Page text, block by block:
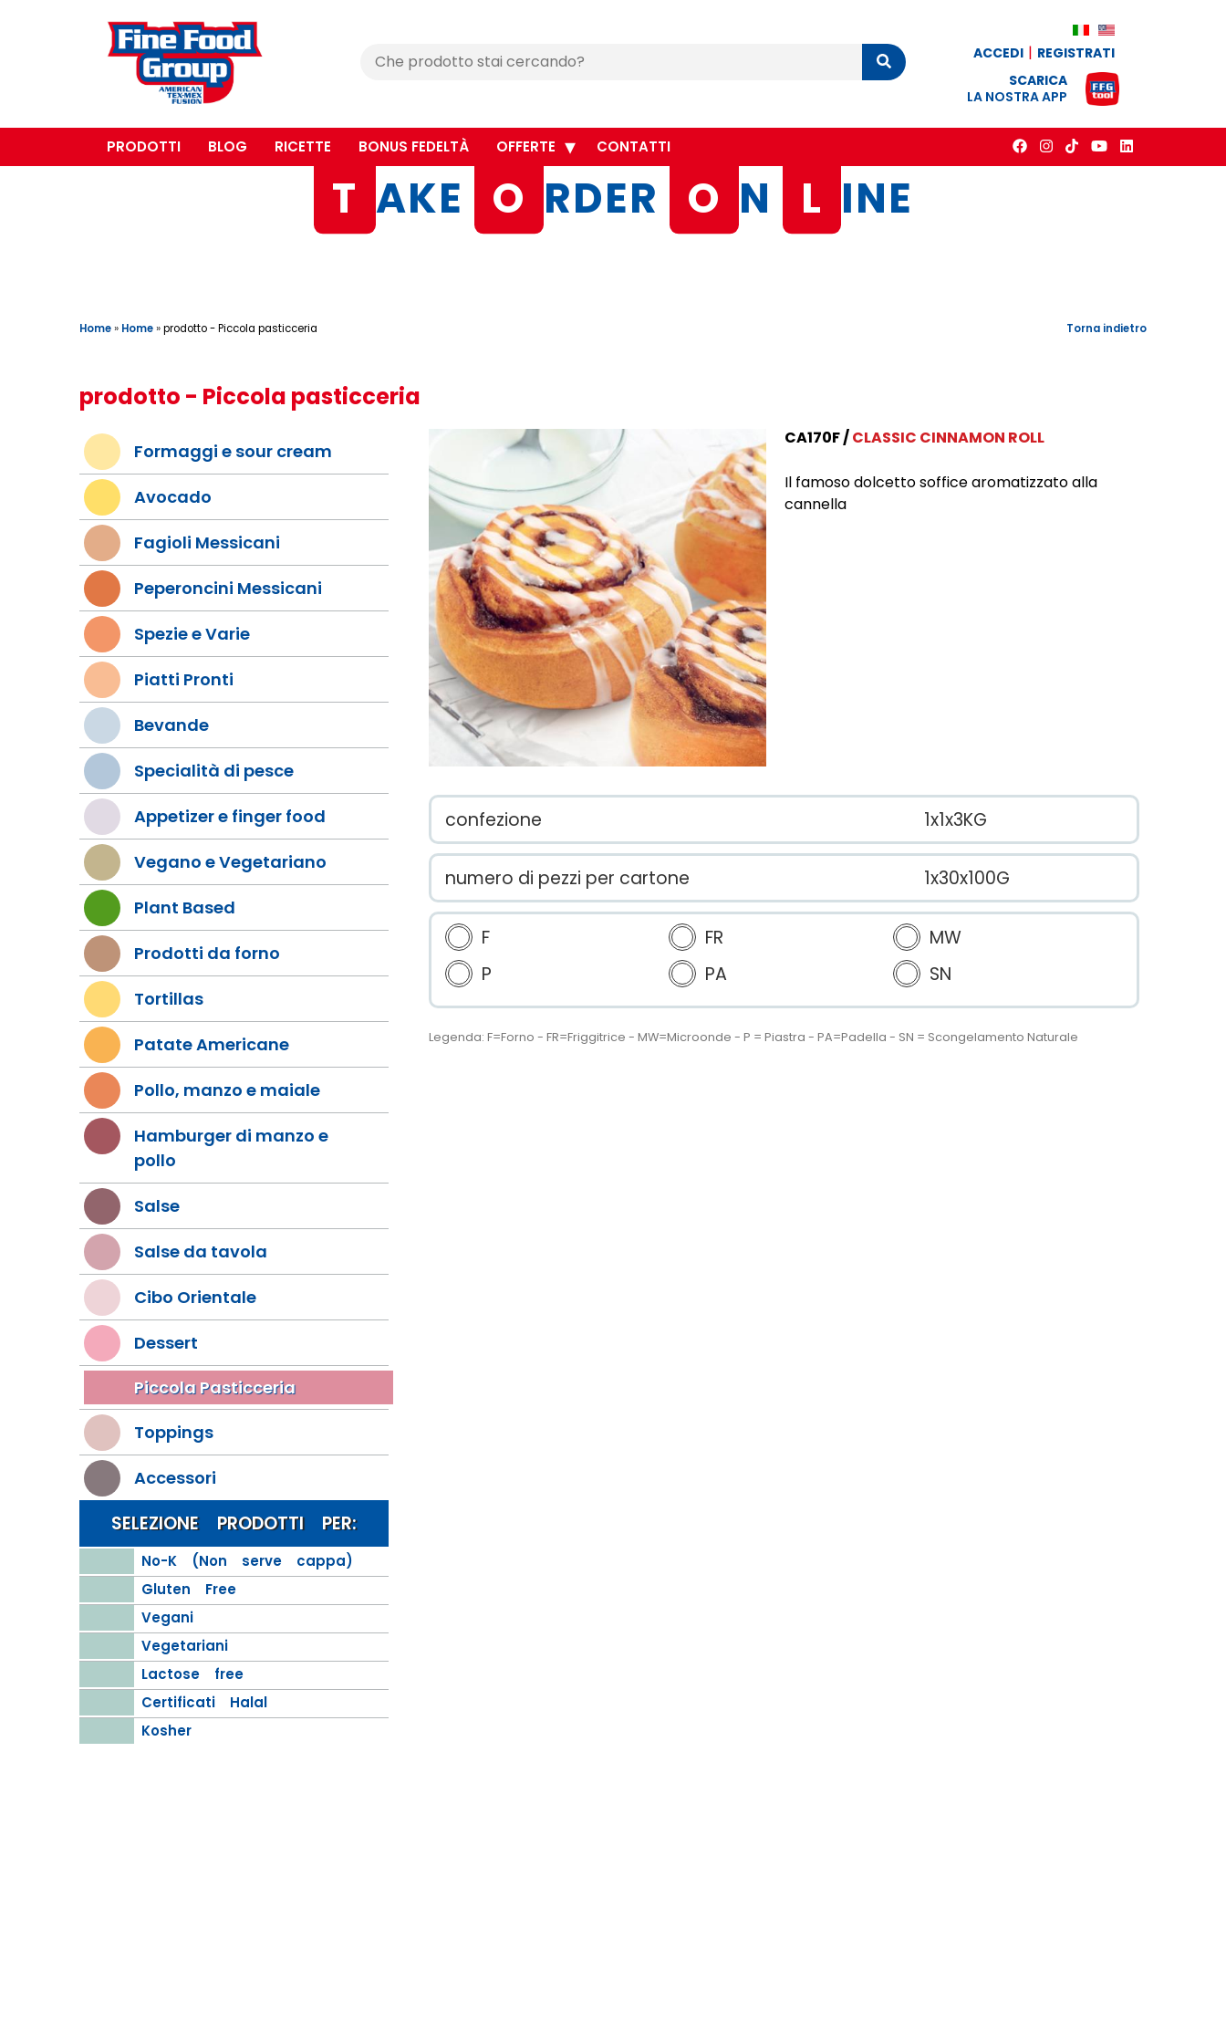
Cerca
Cerca ACCEDI
REGISTRATI
SCARICA
LA NOSTRA APP
PRODOTTI BLOG RICETTE BONUS FEDELTÀ OFFERTE CONTATTI
T AKE O RDER O N L INE
Home» Home»prodotto - Piccola pasticceria Torna indietro
prodotto - Piccola pasticceria
Formaggi e sour cream
Avocado
Fagioli Messicani
Peperoncini Messicani
Spezie e Varie
Piatti Pronti
Bevande
Specialità di pesce
Appetizer e finger food
Vegano e Vegetariano
Plant Based
Prodotti da forno
Tortillas
Patate Americane
Pollo, manzo e maiale
Hamburger di manzo e
pollo
Salse
Salse da tavola
Cibo Orientale
Dessert
Piccola Pasticceria
Toppings
Accessori
SELEZIONE PRODOTTI PER:
No-K (Non serve cappa)
Gluten Free
Vegani
Vegetariani
Lactose free
Certificati Halal
Kosher
CA170F CLASSIC CINNAMON ROLL
Il famoso dolcetto soffice aromatizzato alla
cannella
confezione 1x1x3KG
numero di pezzi per cartone 1x30x100G
F FR
MW
P
PA SN
Legenda: F=Forno - FR=Friggitrice - MW=Microonde - P = Piastra - PA=Padella - SN = Scongelamento Naturale